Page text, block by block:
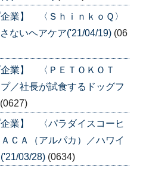
業】 〈ＳｈｉｎｋｏＱ〉
ないヘアケア('21/04/19) (06
企業】 〈ＰＥＴＯＫＯＴ
／社長が試食するドッグフ
(0627)
企業】 〈パラダイスコーヒ
ＣＡ（アルパカ）／ハワイ
03/28) (0634)